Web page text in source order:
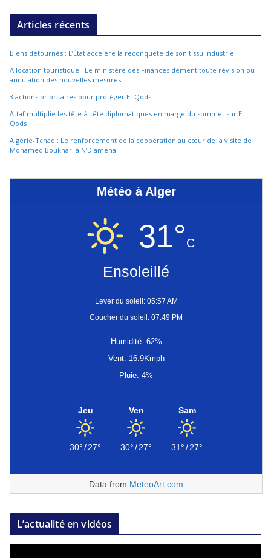
Articles récents
Biens détournés : L’État accélère la reconquête de son tissu industriel
Allocation touristique : Le ministère des Finances dément toute révision ou
annulation des nouvelles mesures
3 actions prioritaires pour protéger El-Qods
Attaf multiplie les tête-à-tête diplomatiques en marge du sommet sur El-
Qods
Algérie-Tchad : Le renforcement de la coopération au cœur de la visite de
Mohamed Boukhari à N’Djamena
Météo à Alger
31°C
Ensoleillé
Lever du soleil: 05:57 AM
Coucher du soleil: 07:49 PM
Humidité: 62%
Vent: 16.9Kmph
Pluie: 4%
Jeu
30°/27°
Ven
30°/27°
Sam
31°/27°
Data from MeteoArt.com
L’actualité en vidéos